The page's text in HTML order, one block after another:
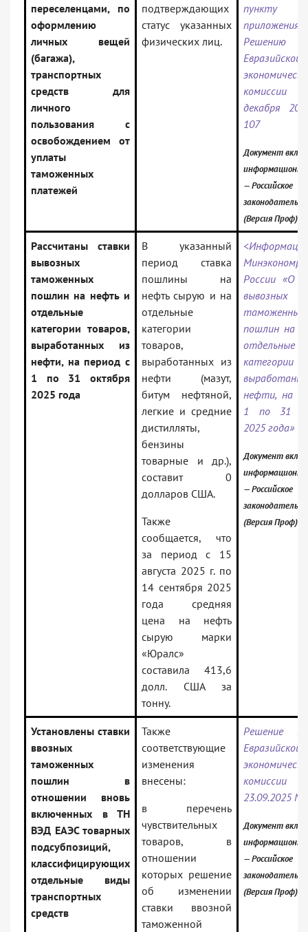
переселенцами, по
оформлению
личных вещей
(багажа),
транспортных
средств для
личного
пользования с
освобождением от
уплаты
таможенных
платежей
подтверждающих
статус указанных
физических лиц.
Решению
Евразийской
комиссии
декабря
107
Документ
— Российское
(Версия Проф)
Рассчитаны ставки
вывозных
таможенных
пошлин на нефть и
отдельные
категории товаров,
выработанных из
нефти, на период с
1 по 31 октября
2025 года
В указанный
период ставка
пошлины на
нефть сырую и на
отдельные
категории
товаров,
выработанных из
нефти (мазут,
битум нефтяной,
легкие и средние
дистилляты,
бензины
товарные и др.),
составит 0
долларов США.
Также
сообщается, что
за период с 15
августа 2025 г. по
14 сентября 2025
года средняя
цена на нефть
сырую марки
«Юралс»
составила 413,6
долл. США за
тонну.
России «О
вывозных
таможенных
пошлин на
отдельные
категории
нефти, на
1 по 31
2025 года»
Документ
— Российское
(Версия Проф)
Установлены ставки
ввозных
таможенных
пошлин в
отношении вновь
включенных в ТН
ВЭД ЕАЭС товарных
подсубпозиций,
классифицирующих
отдельные виды
транспортных
средств
Также
соответствующие
изменения
внесены:
в перечень
чувствительных
товаров, в
отношении
которых решение
об изменении
ставки ввозной
таможенной
Решение
Евразийской
23.09.2025 N
Документ
— Российское
(Версия Проф)